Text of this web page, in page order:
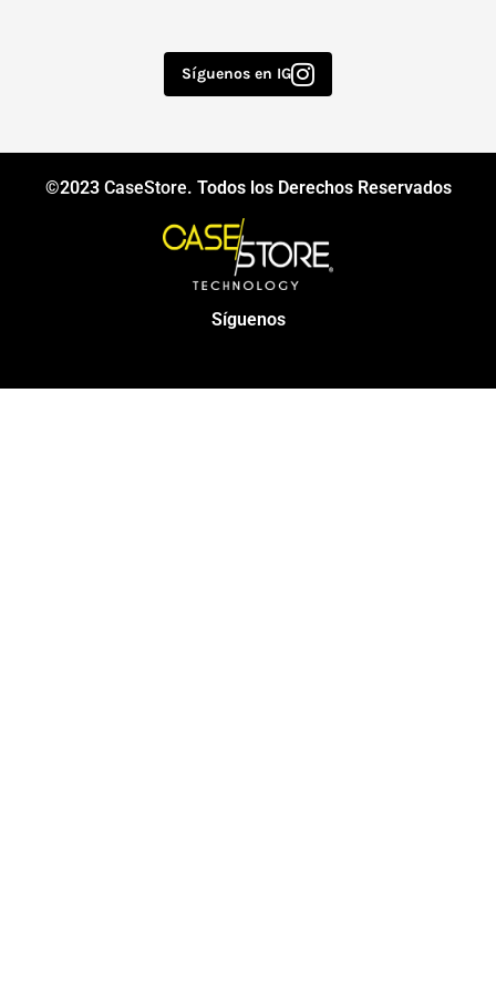
Síguenos en IG
©2023 CaseStore. Todos los Derechos Reservados
Síguenos